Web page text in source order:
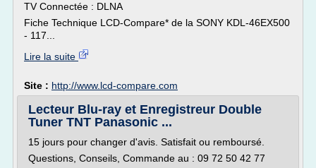
TV Connectée : DLNA
Fiche Technique LCD-Compare* de la SONY KDL-46EX500
- 117...
Lire la suite
Site : http://www.lcd-compare.com
Lecteur Blu-ray et Enregistreur Double
Tuner TNT Panasonic ...
15 jours pour changer d'avis. Satisfait ou remboursé.
Questions, Conseils, Commande au : 09 72 50 42 77